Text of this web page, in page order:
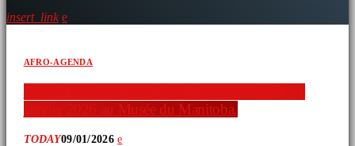
insert_link
AFRO-AGENDA
janvier 2026 au Musée du Manitoba.
TODAY09/01/2026